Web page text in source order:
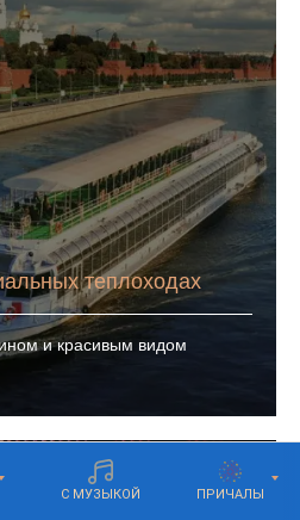
С МУЗЫКОЙ ПРИЧАЛЫ
теплоходах
и красивым видом